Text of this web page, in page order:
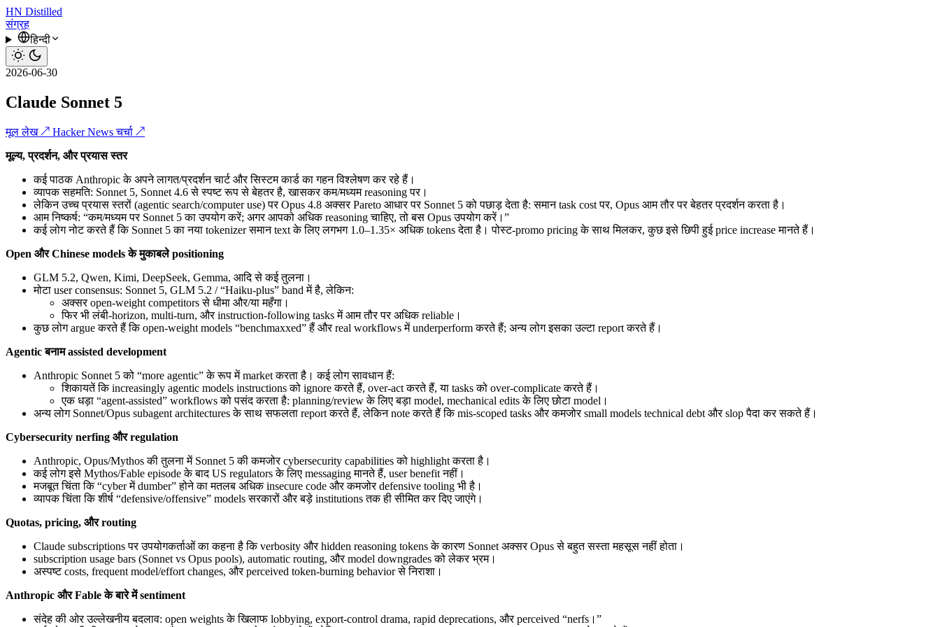
HN Distilled
संग्रह
हिन्दी
2026-06-30
Claude Sonnet 5
मूल लेख ↗ Hacker News चर्चा ↗
मूल्य, प्रदर्शन, और प्रयास स्तर
कई पाठक Anthropic के अपने लागत/प्रदर्शन चार्ट और सिस्टम कार्ड का गहन विश्लेषण कर रहे हैं।
व्यापक सहमति: Sonnet 5, Sonnet 4.6 से स्पष्ट रूप से बेहतर है, खासकर कम/मध्यम reasoning पर।
लेकिन उच्च प्रयास स्तरों (agentic search/computer use) पर Opus 4.8 अक्सर Pareto आधार पर Sonnet 5 को पछाड़ देता है: समान task cost पर, Opus आम तौर पर बेहतर प्रदर्शन करता है।
आम निष्कर्ष: “कम/मध्यम पर Sonnet 5 का उपयोग करें; अगर आपको अधिक reasoning चाहिए, तो बस Opus उपयोग करें।”
कई लोग नोट करते हैं कि Sonnet 5 का नया tokenizer समान text के लिए लगभग 1.0–1.35× अधिक tokens देता है। पोस्ट‑promo pricing के साथ मिलकर, कुछ इसे छिपी हुई price increase मानते हैं।
Open और Chinese models के मुकाबले positioning
GLM 5.2, Qwen, Kimi, DeepSeek, Gemma, आदि से कई तुलना।
मोटा user consensus: Sonnet 5, GLM 5.2 / “Haiku‑plus” band में है, लेकिन:
अक्सर open-weight competitors से धीमा और/या महँगा।
फिर भी लंबी-horizon, multi-turn, और instruction-following tasks में आम तौर पर अधिक reliable।
कुछ लोग argue करते हैं कि open-weight models “benchmaxxed” हैं और real workflows में underperform करते हैं; अन्य लोग इसका उल्टा report करते हैं।
Agentic बनाम assisted development
Anthropic Sonnet 5 को “more agentic” के रूप में market करता है। कई लोग सावधान हैं:
शिकायतें कि increasingly agentic models instructions को ignore करते हैं, over-act करते हैं, या tasks को over-complicate करते हैं।
एक धड़ा “agent-assisted” workflows को पसंद करता है: planning/review के लिए बड़ा model, mechanical edits के लिए छोटा model।
अन्य लोग Sonnet/Opus subagent architectures के साथ सफलता report करते हैं, लेकिन note करते हैं कि mis-scoped tasks और कमजोर small models technical debt और slop पैदा कर सकते हैं।
Cybersecurity nerfing और regulation
Anthropic, Opus/Mythos की तुलना में Sonnet 5 की कमजोर cybersecurity capabilities को highlight करता है।
कई लोग इसे Mythos/Fable episode के बाद US regulators के लिए messaging मानते हैं, user benefit नहीं।
मजबूत चिंता कि “cyber में dumber” होने का मतलब अधिक insecure code और कमजोर defensive tooling भी है।
व्यापक चिंता कि शीर्ष “defensive/offensive” models सरकारों और बड़े institutions तक ही सीमित कर दिए जाएंगे।
Quotas, pricing, और routing
Claude subscriptions पर उपयोगकर्ताओं का कहना है कि verbosity और hidden reasoning tokens के कारण Sonnet अक्सर Opus से बहुत सस्ता महसूस नहीं होता।
subscription usage bars (Sonnet vs Opus pools), automatic routing, और model downgrades को लेकर भ्रम।
अस्पष्ट costs, frequent model/effort changes, और perceived token-burning behavior से निराशा।
Anthropic और Fable के बारे में sentiment
संदेह की ओर उल्लेखनीय बदलाव: open weights के खिलाफ lobbying, export-control drama, rapid deprecations, और perceived “nerfs।”